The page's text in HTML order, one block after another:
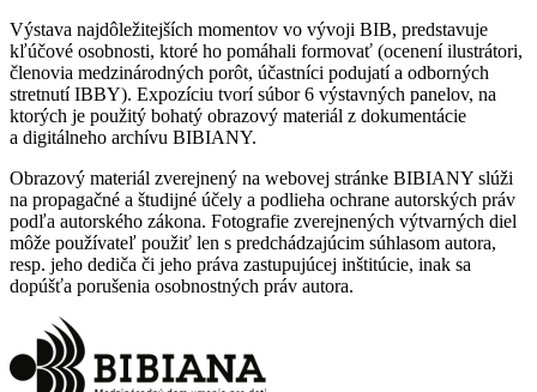
Výstava najdôležitejších momentov vo vývoji BIB, predstavuje
kľúčové osobnosti, ktoré ho pomáhali formovať (ocenení ilustrátori,
členovia medzinárodných porôt, účastníci podujatí a odborných
stretnutí IBBY). Expozíciu tvorí súbor 6 výstavných panelov, na
ktorých je použitý bohatý obrazový materiál z dokumentácie
a digitálneho archívu BIBIANY.
Obrazový materiál zverejnený na webovej stránke BIBIANY slúži
na propagačné a študijné účely a podlieha ochrane autorských práv
podľa autorského zákona. Fotografie zverejnených výtvarných diel
môže používateľ použiť len s predchádzajúcim súhlasom autora,
resp. jeho dediča či jeho práva zastupujúcej inštitúcie, inak sa
dopúšťa porušenia osobnostných práv autora.